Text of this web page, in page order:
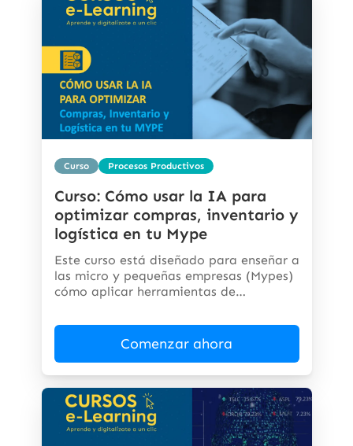
Curso Procesos Productivos
Curso: Cómo usar la IA para
optimizar compras, inventario y
logística en tu Mype
Este curso está diseñado para enseñar a
las micro y pequeñas empresas (Mypes)
cómo aplicar herramientas de
Comenzar ahora